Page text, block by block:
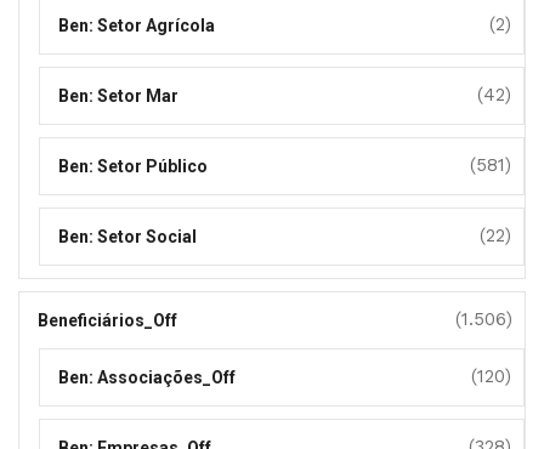
Ben: Setor Agrícola (2)
Ben: Setor Mar (42)
Ben: Setor Público (581)
Ben: Setor Social (22)
Beneficiários_Off (1.506)
Ben: Associações_Off (120)